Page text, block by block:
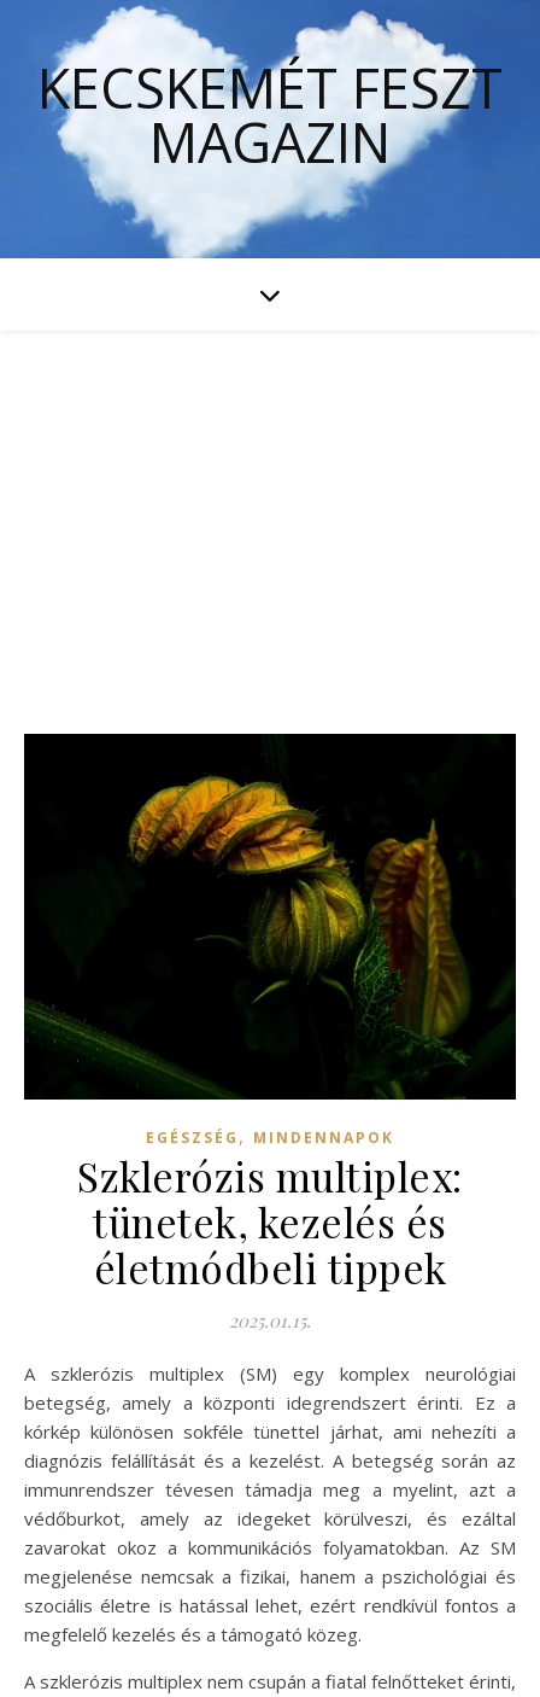
KECSKEMÉT FESZT
MAGAZIN
EGÉSZSÉG , MINDENNAPOK
Szklerózis multiplex:
tünetek, kezelés és
életmódbeli tippek
2025.01.15.
A szklerózis multiplex (SM) egy komplex neurológiai
betegség, amely a központi idegrendszert érinti. Ez a
kórkép különösen sokféle tünettel járhat, ami nehezíti a
diagnózis felállítását és a kezelést. A betegség során az
immunrendszer tévesen támadja meg a myelint, azt a
védőburkot, amely az idegeket körülveszi, és ezáltal
zavarokat okoz a kommunikációs folyamatokban. Az SM
megjelenése nemcsak a fizikai, hanem a pszichológiai és
szociális életre is hatással lehet, ezért rendkívül fontos a
megfelelő kezelés és a támogató közeg.
A szklerózis multiplex nem csupán a fiatal felnőtteket érinti,